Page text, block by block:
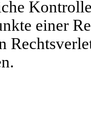
einer